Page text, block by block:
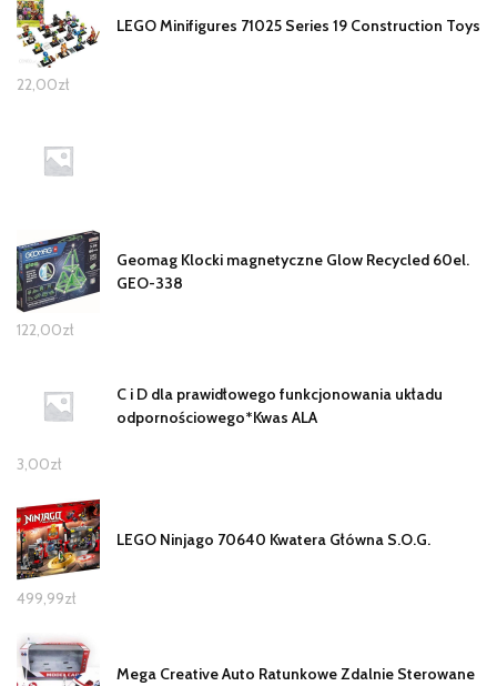
LEGO Minifigures 71025 Series 19 Construction Toys
22,00zł
Geomag Klocki magnetyczne Glow Recycled 60el.
GEO-338
122,00zł
C i D dla prawidłowego funkcjonowania układu
odpornościowego*Kwas ALA
3,00zł
LEGO Ninjago 70640 Kwatera Główna S.O.G.
499,99zł
Mega Creative Auto Ratunkowe Zdalnie Sterowane